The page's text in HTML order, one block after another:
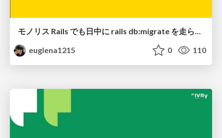
モノリス Rails でも日中に rails db:migrate を走らせたい！ / Daytime rails db:migrate on Monolithic Rails!
euglena1215
0 110